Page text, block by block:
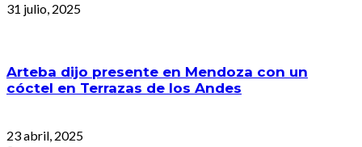
31 julio, 2025
Arteba dijo presente en Mendoza con un
cóctel en Terrazas de los Andes
23 abril, 2025